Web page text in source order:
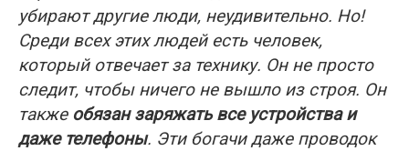
убирают другие люди, неудивительно. Но!
Среди всех этих людей есть человек,
который отвечает за технику. Он не просто
следит, чтобы ничего не вышло из строя. Он
также обязан заряжать все устройства и
даже телефоны. Эти богачи даже проводок